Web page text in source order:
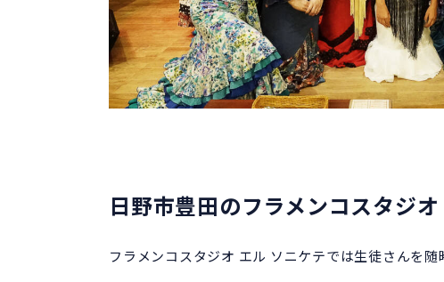
日野市豊田のフラメンコスタジ
フラメンコスタジオ エル ソニケテでは生徒さんを随